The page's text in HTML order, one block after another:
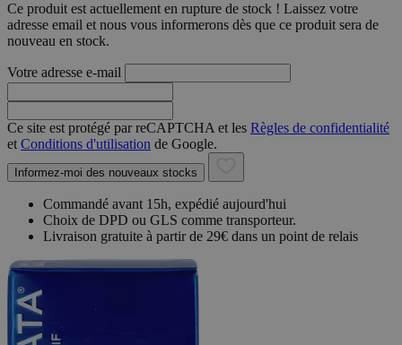
Ce produit est actuellement en rupture de stock ! Laissez votre
adresse email et nous vous informerons dès que ce produit sera de
nouveau en stock.
Votre adresse e-mail
Ce site est protégé par reCAPTCHA et les Règles de confidentialité
et Conditions d'utilisation de Google.
Informez-moi des nouveaux stocks
Commandé avant 15h, expédié aujourd'hui
Choix de DPD ou GLS comme transporteur.
Livraison gratuite à partir de 29€ dans un point de relais